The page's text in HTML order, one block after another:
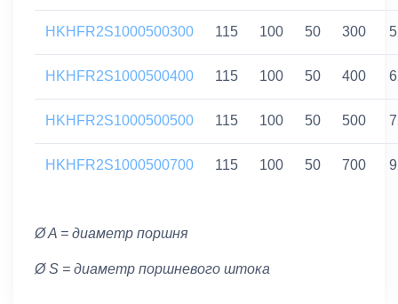
HKHFR2S1000500300 115 100 50 300
HKHFR2S1000500400 115 100 50 400
HKHFR2S1000500500 115 100 50 500
HKHFR2S1000500700 115 100 50 700
Ø A = диаметр поршня
Ø S = диаметр поршневого штока